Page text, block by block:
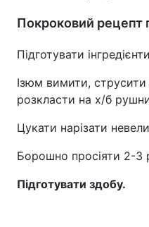
Покроковий рецепт
Підготувати
Ізюм вимити,
розкласти на х/б
Цукати нарізати
Борошно просіяти 2-3
Підготувати здобу.